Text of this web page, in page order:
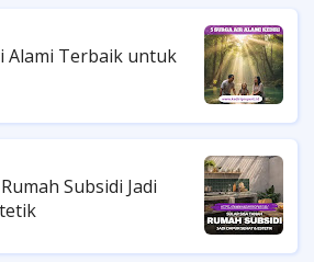
Alami Terbaik untuk
Subsidi Jadi